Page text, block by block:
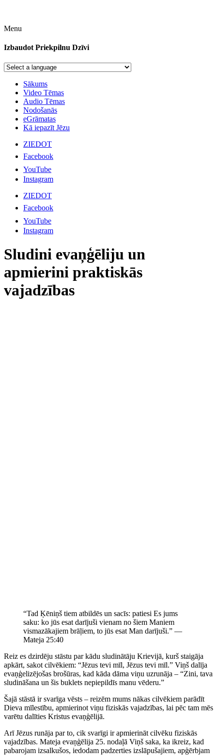
Menu
Izbaudot Priekpilnu Dzīvi
Sākums
Video Tēmas
Audio Tēmas
Nodošanās
eGrāmatas
Kā iepazīt Jēzu
ZIEDOT
Facebook
YouTube
Instagram
ZIEDOT
Facebook
YouTube
Instagram
Sludini evaņģēliju un
apmierini praktiskās
vajadzības
“Tad Ķēniņš tiem atbildēs un sacīs: patiesi Es jums
saku: ko jūs esat darījuši vienam no šiem Maniem
vismazākajiem brāļiem, to jūs esat Man darījuši.” —
Mateja 25:40
Reiz es dzirdēju stāstu par kādu sludinātāju Krievijā, kurš staigāja
apkārt, sakot cilvēkiem: “Jēzus tevi mīl, Jēzus tevi mīl.” Viņš dalīja
evaņģelizējošas brošūras, kad kāda dāma viņu uzrunāja – “Zini, tava
sludināšana un šis buklets nepiepildīs manu vēderu.”
Šajā stāstā ir svarīga vēsts – reizēm mums nākas cilvēkiem parādīt
Dieva mīlestību, apmierinot viņu fiziskās vajadzības, lai pēc tam mēs
varētu dalīties Kristus evaņģēlijā.
Arī Jēzus runāja par to, cik svarīgi ir apmierināt cilvēku fiziskās
vajadzības. Mateja evaņģēlija 25. nodaļā Viņš saka, ka ikreiz, kad
pabarojam izsalkušos, iedodam padzerties izslāpušajiem, apģērbjam